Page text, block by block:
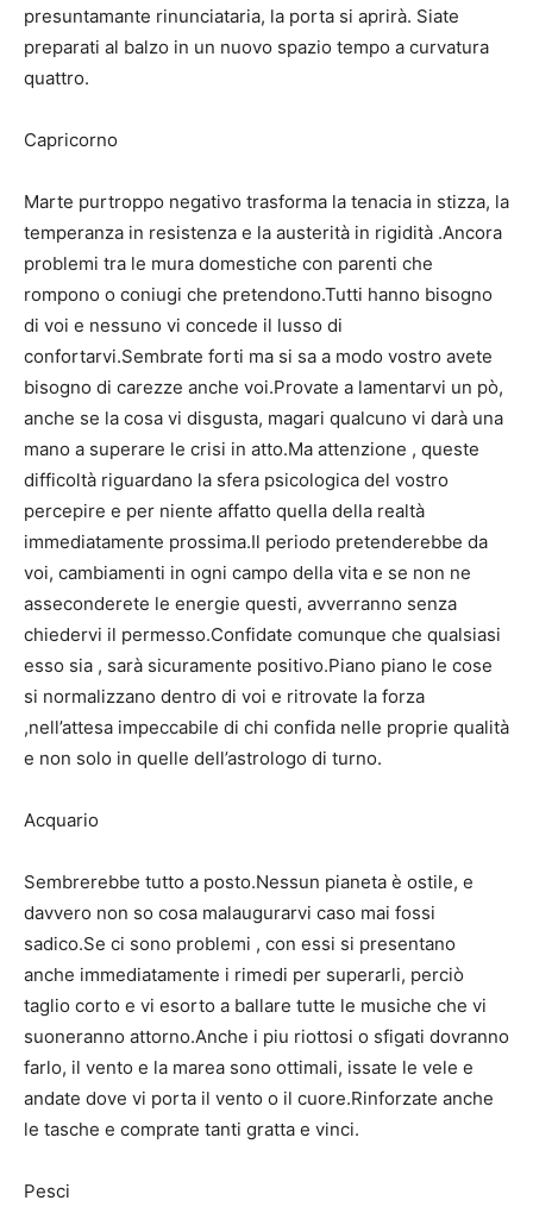
presuntamante rinunciataria, la porta si aprirà. Siate
preparati al balzo in un nuovo spazio tempo a curvatura
quattro.
Capricorno
Marte purtroppo negativo trasforma la tenacia in stizza, la
temperanza in resistenza e la austerità in rigidità .Ancora
problemi tra le mura domestiche con parenti che
rompono o coniugi che pretendono.Tutti hanno bisogno
di voi e nessuno vi concede il lusso di
confortarvi.Sembrate forti ma si sa a modo vostro avete
bisogno di carezze anche voi.Provate a lamentarvi un pò,
anche se la cosa vi disgusta, magari qualcuno vi darà una
mano a superare le crisi in atto.Ma attenzione , queste
difficoltà riguardano la sfera psicologica del vostro
percepire e per niente affatto quella della realtà
immediatamente prossima.Il periodo pretenderebbe da
voi, cambiamenti in ogni campo della vita e se non ne
asseconderete le energie questi, avverranno senza
chiedervi il permesso.Confidate comunque che qualsiasi
esso sia , sarà sicuramente positivo.Piano piano le cose
si normalizzano dentro di voi e ritrovate la forza
,nell’attesa impeccabile di chi confida nelle proprie qualità
e non solo in quelle dell’astrologo di turno.
Acquario
Sembrerebbe tutto a posto.Nessun pianeta è ostile, e
davvero non so cosa malaugurarvi caso mai fossi
sadico.Se ci sono problemi , con essi si presentano
anche immediatamente i rimedi per superarli, perciò
taglio corto e vi esorto a ballare tutte le musiche che vi
suoneranno attorno.Anche i piu riottosi o sfigati dovranno
farlo, il vento e la marea sono ottimali, issate le vele e
andate dove vi porta il vento o il cuore.Rinforzate anche
le tasche e comprate tanti gratta e vinci.
Pesci